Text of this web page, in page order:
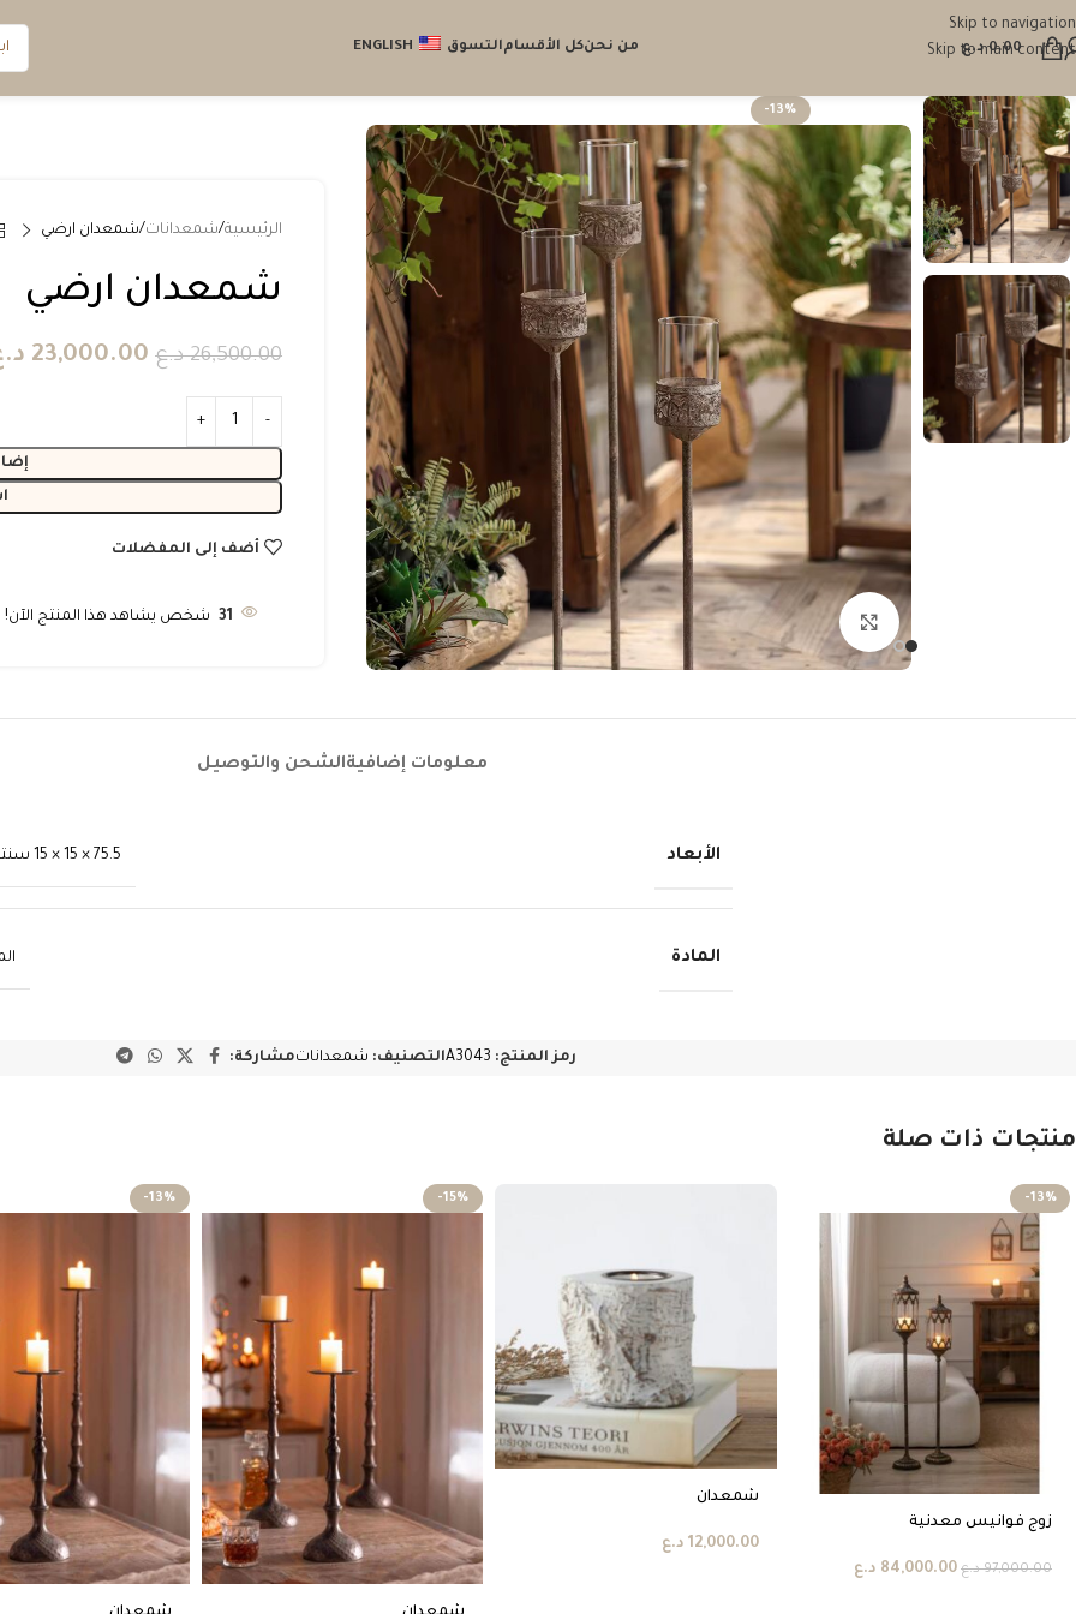
Skip to navigation
Skip to main content
0.00 د.ع من نحنكل الأقسامالتسوق ENGLISH
-13%
انقر للتكبير
الرئيسية شمعدانات شمعدان ارضي
شمعدان ارضي
26,500.00 د.ع 23,000.00
أضف إلى المفضلات
31 شخص يشاهد هذا المنتج الآن!
معلومات إضافيةالشحن والتوصيل
الأبعاد 75.5 × 15 × 15 سنتيميتر
المادة
رمز المنتج: A3043التصنيف: شمعداناتمشاركة:
منتجات ذات صلة
-13%
زوج فوانيس معدنية
97,000.00 د.ع 84,000.00 د.ع
شمعدان
12,000.00 د.ع
-15%
-13%